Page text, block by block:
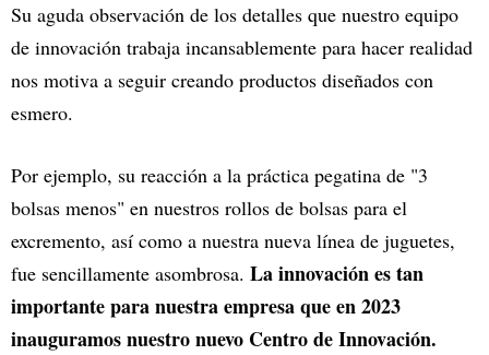
Su aguda observación de los detalles que nuestro equipo
de innovación trabaja incansablemente para hacer realidad
nos motiva a seguir creando productos diseñados con
esmero.
Por ejemplo, su reacción a la práctica pegatina de "3
bolsas menos" en nuestros rollos de bolsas para el
excremento, así como a nuestra nueva línea de juguetes,
fue sencillamente asombrosa. La innovación es tan
importante para nuestra empresa que en 2023
inauguramos nuestro nuevo Centro de Innovación.